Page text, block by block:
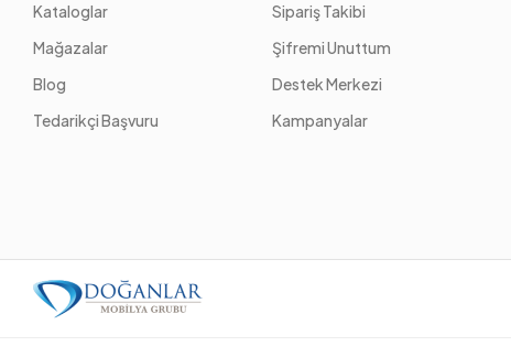
Kataloglar
Mağazalar
Blog
Tedarikçi Başvuru
Sipariş Takibi
Şifremi Unuttum
Destek Merkezi
Kampanyalar